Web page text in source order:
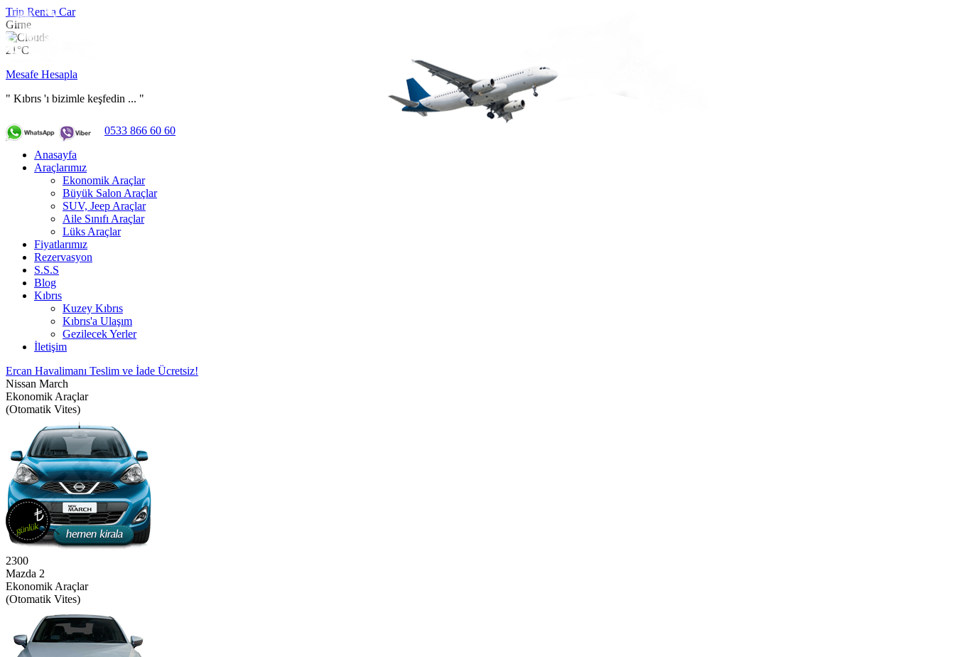
Trip Rent a Car
Girne
21°C
Mesafe Hesapla
" Kıbrıs 'ı bizimle keşfedin ... "
0533 866 60 60
Anasayfa
Araçlarımız
Ekonomik Araçlar
Büyük Salon Araçlar
SUV, Jeep Araçlar
Aile Sınıfı Araçlar
Lüks Araçlar
Fiyatlarımız
Rezervasyon
S.S.S
Blog
Kıbrıs
Kuzey Kıbrıs
Kıbrıs'a Ulaşım
Gezilecek Yerler
İletişim
Ercan Havalimanı Teslim ve İade Ücretsiz!
Nissan March
Ekonomik Araçlar
(Otomatik Vites)
2300
Mazda 2
Ekonomik Araçlar
(Otomatik Vites)